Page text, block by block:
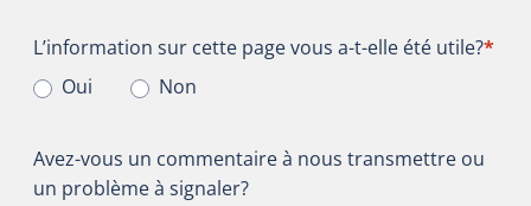
L’information sur cette page vous a-t-elle été utile?
L’information sur cette page vous a-t-elle été utile?*
Oui
Non
Avez-vous un commentaire à nous transmettre ou
un problème à signaler?